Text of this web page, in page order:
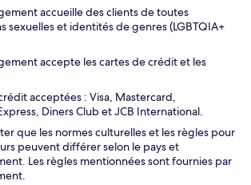
accueille des clients de toutes
sexuelles et identités de genres (LGBTQIA+
accepte les cartes de crédit et les
acceptées : Visa, Mastercard,
Diners Club et JCB International.
que les normes culturelles et les règles pour
peuvent différer selon le pays et
Les règles mentionnées sont fournies par